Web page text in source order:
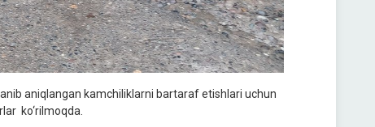
aniqlangan kamchiliklarni bartaraf etishlari uchun
ko‘rilmoqda.